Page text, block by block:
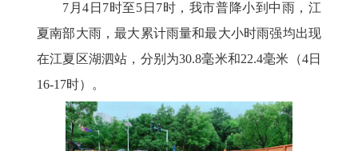
7月4日7时至5日7时，我市普降小到中雨，江
夏南部大雨，最大累计雨量和最大小时雨强均出现
在江夏区湖泗站，分别为30.8毫米和22.4毫米（4日
16-17时）。